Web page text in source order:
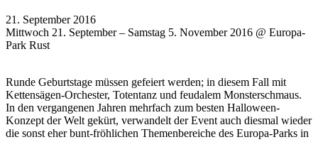
21. September 2016
Mittwoch 21. September – Samstag 5. November 2016 @ Europa-
Park Rust
Runde Geburtstage müssen gefeiert werden; in diesem Fall mit
Kettensägen-Orchester, Totentanz und feudalem Monsterschmaus.
In den vergangenen Jahren mehrfach zum besten Halloween-
Konzept der Welt gekürt, verwandelt der Event auch diesmal wieder
die sonst eher bunt-fröhlichen Themenbereiche des Europa-Parks in